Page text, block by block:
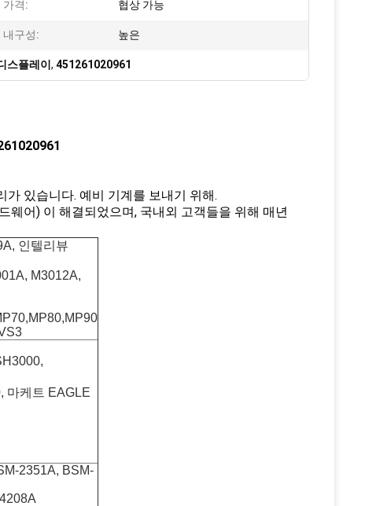
가격: 협상 가능
내구성: 높은
스플레이 , 451261020961
있습니다. 예비 기계를 보내기 위해.
웨어) 이 해결되었으며, 국내외 고객들을 위해 매년
인텔리뷰
M3012A,
마케트 EAGLE
2351A, BSM-